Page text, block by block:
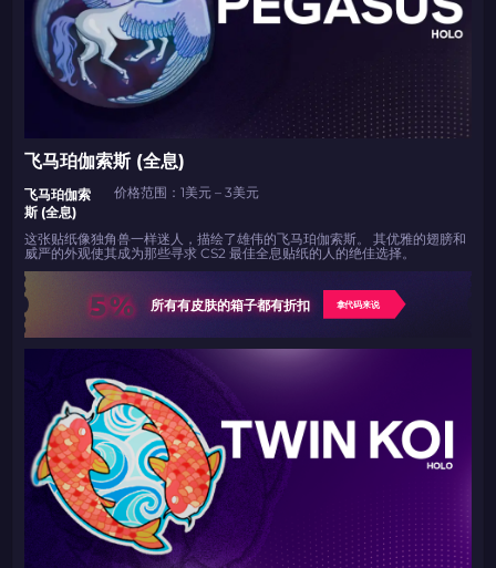
飞马珀伽索斯 (全息)
飞马珀伽索
斯 (全息)
价格范围：1美元 – 3美元
这张贴纸像独角兽一样迷人，描绘了雄伟的飞马珀伽索斯。 其优雅的翅膀和
威严的外观使其成为那些寻求 CS2 最佳全息贴纸的人的绝佳选择。
5% 所有有皮肤的箱子都有折扣 拿代码来说